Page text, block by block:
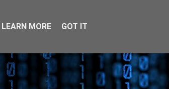
LEARN MORE GOT IT